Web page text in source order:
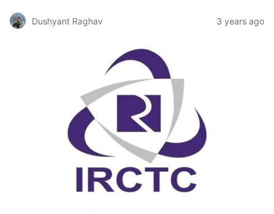
Dushyant Raghav 3 years ago